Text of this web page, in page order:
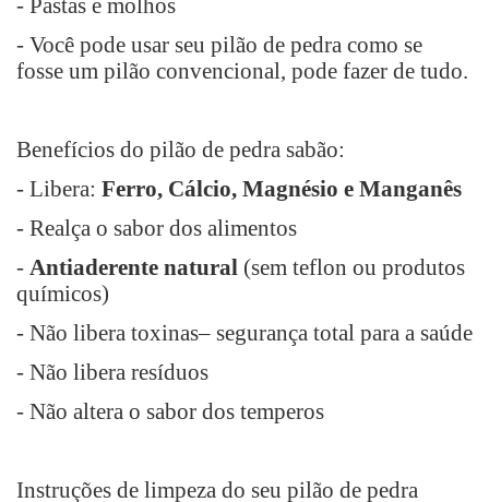
- Pastas e molhos
- Você pode usar seu pilão de pedra como se
fosse um pilão convencional, pode fazer de tudo.
Benefícios do pilão de pedra sabão:
- Libera: Ferro, Cálcio, Magnésio e Manganês
- Realça o sabor dos alimentos
- Antiaderente natural (sem teflon ou produtos
químicos)
- Não libera toxinas– segurança total para a saúde
- Não libera resíduos
- Não altera o sabor dos temperos
Instruções de limpeza do seu pilão de pedra